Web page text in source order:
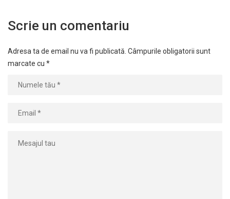
Scrie un comentariu
Adresa ta de email nu va fi publicată. Câmpurile obligatorii sunt
marcate cu *